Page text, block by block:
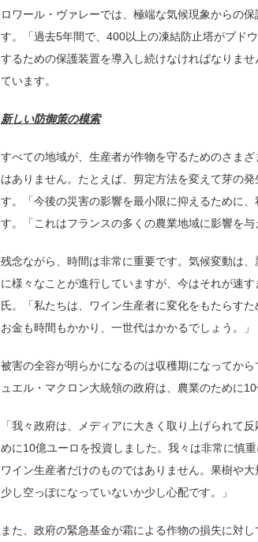
ロワール・ヴァレーでは、極端な気候現象からの
す。「過去5年間で、400以上の凍結防止塔がブド
するための保護装置を導入し続けなければなりま
ています。
新しい防御策の模索
すべての地域が、生産者が作物を守るためのさま
はありません。たとえば、剪定方法を変えて芽の
す。「今後の災害の影響を最小限に抑えるために
す。「これはフランスの多くの農業地域に影響を与
残念ながら、時間は非常に重要です。気候変動は
に様々なことが進行していますが、今はそれが速
氏。「私たちは、ワイン生産者に変化をもたらす
お金も時間もかかり、一世代はかかるでしょう。」
被害の全容が明らかになるのは収穫期になってか
ュエル・マクロン大統領の政府は、農業のために
「我々政府は、メディアに大きく取り上げられて
めに10億ユーロを投資しました。我々は非常に慎
ワイン生産者だけのものではありません。果樹や
少し空っぽになっていないか少し心配です。」
また、政府の緊急基金が霜による作物の損失に対